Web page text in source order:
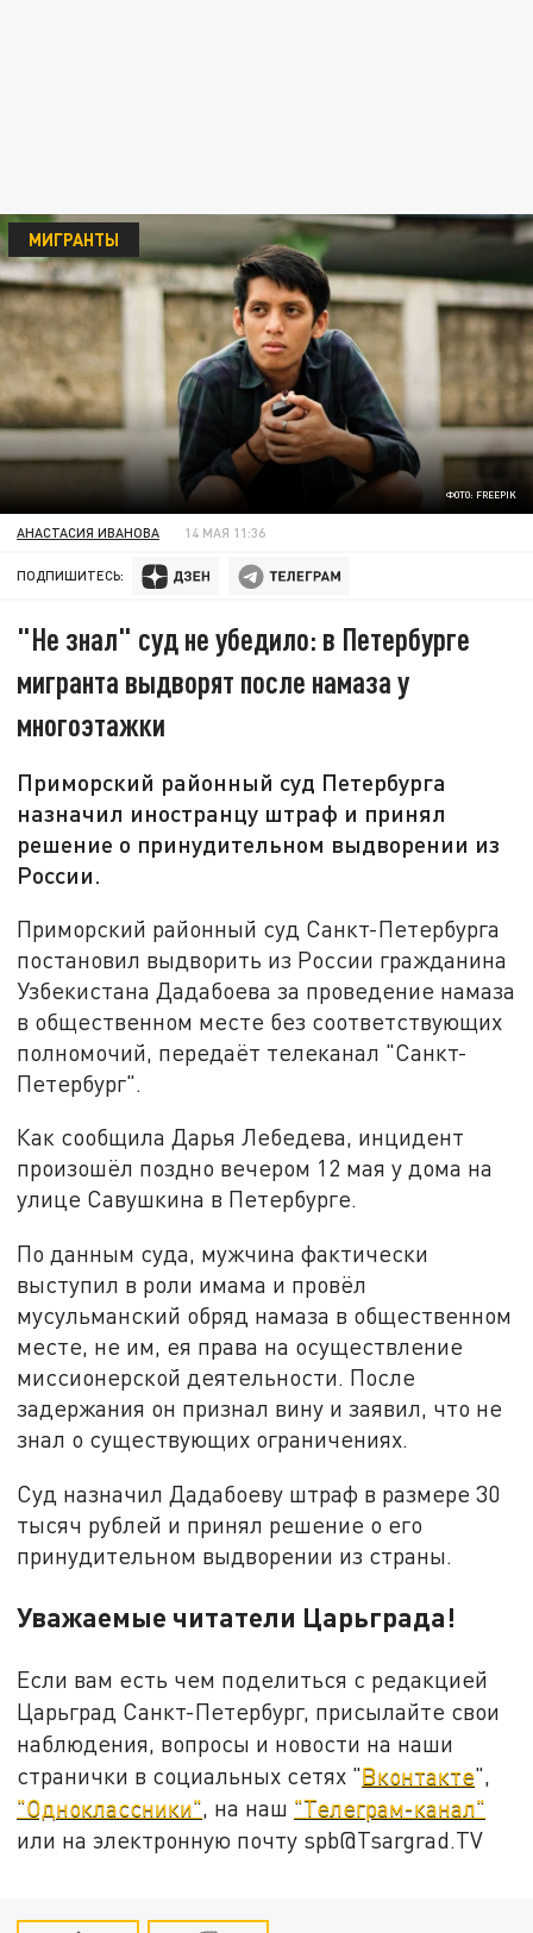
ФОТО: FREEPIK
МИГРАНТЫ
АНАСТАСИЯ ИВАНОВА 14 МАЯ 11:36
ПОДПИШИТЕСЬ:
"Не знал" суд не убедило: в Петербурге
мигранта выдворят после намаза у
многоэтажки
Приморский районный суд Петербурга
назначил иностранцу штраф и принял
решение о принудительном выдворении из
России.
Приморский районный суд Санкт-Петербурга
постановил выдворить из России гражданина
Узбекистана Дадабоева за проведение намаза
в общественном месте без соответствующих
полномочий, передаёт телеканал "Санкт-
Петербург".
Как сообщила Дарья Лебедева, инцидент
произошёл поздно вечером 12 мая у дома на
улице Савушкина в Петербурге.
По данным суда, мужчина фактически
выступил в роли имама и провёл
мусульманский обряд намаза в общественном
месте, не им, ея права на осуществление
миссионерской деятельности. После
задержания он признал вину и заявил, что не
знал о существующих ограничениях.
Суд назначил Дадабоеву штраф в размере 30
тысяч рублей и принял решение о его
принудительном выдворении из страны.
Уважаемые читатели Царьграда!
Если вам есть чем поделиться с редакцией
Царьград Санкт-Петербург, присылайте свои
наблюдения, вопросы и новости на наши
странички в социальных сетях "Вконтакте",
"Одноклассники", на наш "Телеграм-канал"
или на электронную почту spb@Tsargrad.TV